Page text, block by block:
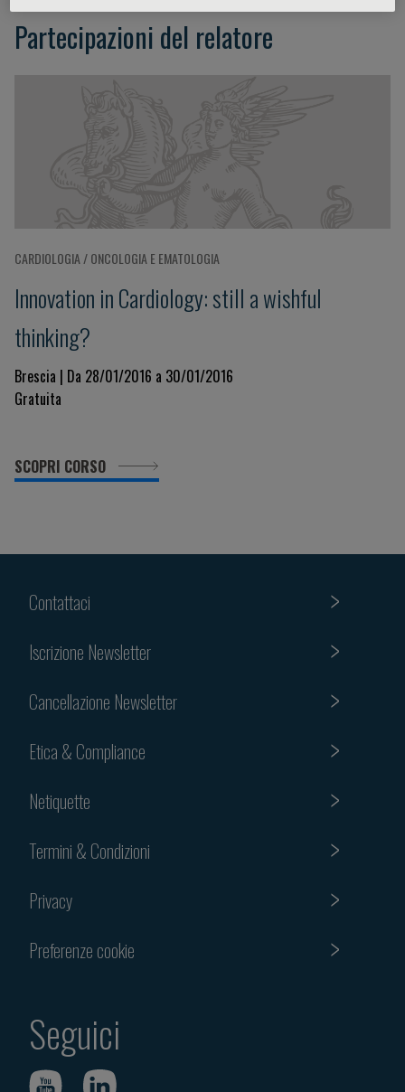
Partecipazioni del relatore
CARDIOLOGIA / ONCOLOGIA E EMATOLOGIA
Innovation in Cardiology: still a wishful
thinking?
Brescia | Da 28/01/2016 a 30/01/2016
Gratuita
SCOPRI CORSO
Contattaci
Iscrizione Newsletter
Cancellazione Newsletter
Etica & Compliance
Netiquette
Termini & Condizioni
Privacy
Preferenze cookie
Seguici